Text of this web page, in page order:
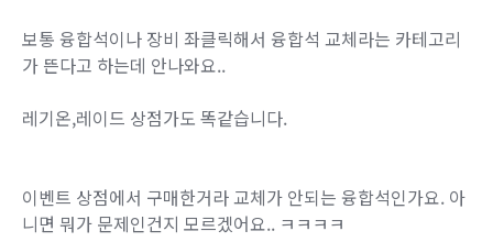
보통 융합석이나 장비 좌클릭해서 융합석 교체라는 카테고리
가 뜬다고 하는데 안나와요..
레기온,레이드 상점가도 똑같습니다.
이벤트 상점에서 구매한거라 교체가 안되는 융합석인가요. 아
니면 뭐가 문제인건지 모르겠어요.. ㅋㅋㅋㅋ